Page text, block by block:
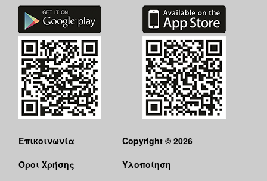
Επικοινωνία
Όροι Χρήσης
Copyright © 2026
Υλοποίηση